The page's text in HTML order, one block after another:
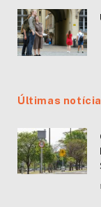
Últimas